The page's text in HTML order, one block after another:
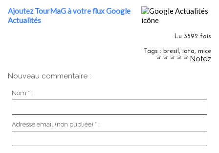
Ajoutez TourMaG à votre flux Google
Actualités
Lu 3592 fois
Tags : bresil iata mice
Notez
Nouveau commentaire :
Nom * :
Adresse email (non publiée) * :